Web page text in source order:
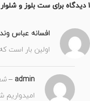
1 دیدگاه برای ست بلوز و
افسانه عباس وند
اولین بار است
admin
–
امیدواریم